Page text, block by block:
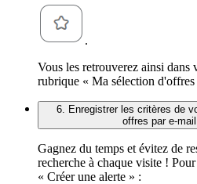
.
Vous les retrouverez ainsi dans
rubrique « Ma sélection d'offres
6. Enregistrer les critères de
offres par e-
Gagnez du temps et évitez de
recherche à chaque visite !
« Créer une alerte » :